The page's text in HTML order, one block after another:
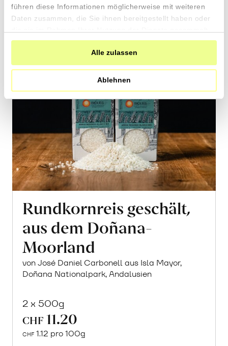
führen diese Informationen möglicherweise mit weiteren
Daten zusammen, die Sie ihnen bereitgestellt haben oder
haben.
Alle zulassen
Ablehnen
Warenkorb
Rundkornreis geschält,
aus dem Doñana-
Moorland
von José Daniel Carbonell aus Isla Mayor,
Doñana Nationalpark, Andalusien
2 x 500g
CHF 11.20
CHF 1.12 pro 100g